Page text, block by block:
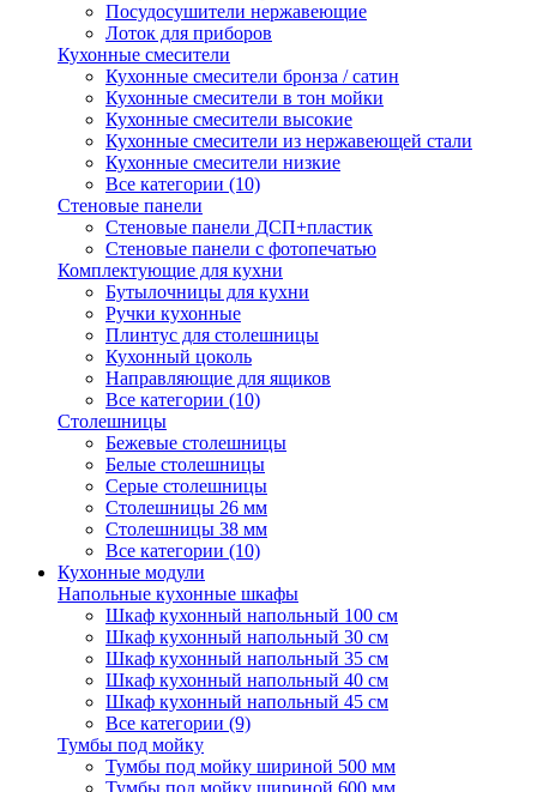
Посудосушители нержавеющие
Лоток для приборов
Кухонные смесители
Кухонные смесители бронза / сатин
Кухонные смесители в тон мойки
Кухонные смесители высокие
Кухонные смесители из нержавеющей стали
Кухонные смесители низкие
Все категории (10)
Стеновые панели
Стеновые панели ДСП+пластик
Стеновые панели с фотопечатью
Комплектующие для кухни
Бутылочницы для кухни
Ручки кухонные
Плинтус для столешницы
Кухонный цоколь
Направляющие для ящиков
Все категории (10)
Столешницы
Бежевые столешницы
Белые столешницы
Серые столешницы
Столешницы 26 мм
Столешницы 38 мм
Все категории (10)
Кухонные модули
Напольные кухонные шкафы
Шкаф кухонный напольный 100 см
Шкаф кухонный напольный 30 см
Шкаф кухонный напольный 35 см
Шкаф кухонный напольный 40 см
Шкаф кухонный напольный 45 см
Все категории (9)
Тумбы под мойку
Тумбы под мойку шириной 500 мм
Тумбы под мойку шириной 600 мм